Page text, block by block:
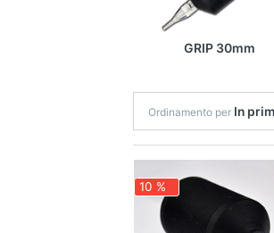
GRIP 30mm
Ordinamento per In
10 %